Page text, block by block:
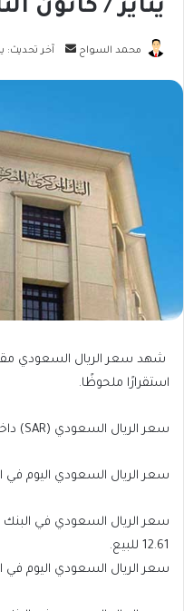
يناير / كانون الثاني
محمد السواح
أرسلآخر تحديث: يناير 14,
شهد سعر الريال السعودي
استقرارًا ملحوظًا.
سعر الريال السعودي (SAR) داخل البنوك المصرية:
سعر الريال السعودي اليوم في
12.61 للبيع.
سعر الريال السعودي اليوم في